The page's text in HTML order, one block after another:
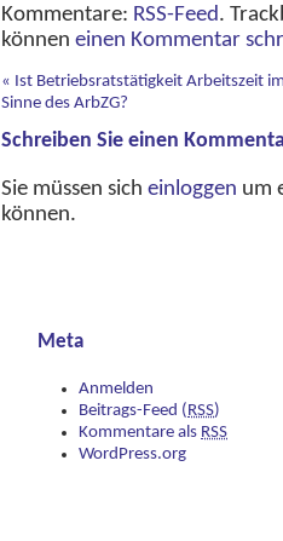
Kommentare: RSS-Feed.
können einen Kommentar
« Ist Betriebsratstätigkeit Arbeitszeit
Sinne des ArbZG?
Schreiben Sie einen
Sie müssen sich einloggen um
können.
Meta
Anmelden
Beitrags-Feed (RSS)
Kommentare als RSS
WordPress.org